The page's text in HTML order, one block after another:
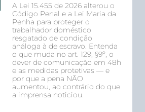
A Lei 15.455 de 2026 alterou o
Código Penal e a Lei Maria da
Penha para proteger o
trabalhador doméstico
resgatado de condição
análoga à de escravo. Entenda
o que muda no art. 129, §9º, o
dever de comunicação em 48h
e as medidas protetivas — e
por que a pena NÃO
aumentou, ao contrário do que
a imprensa noticiou.